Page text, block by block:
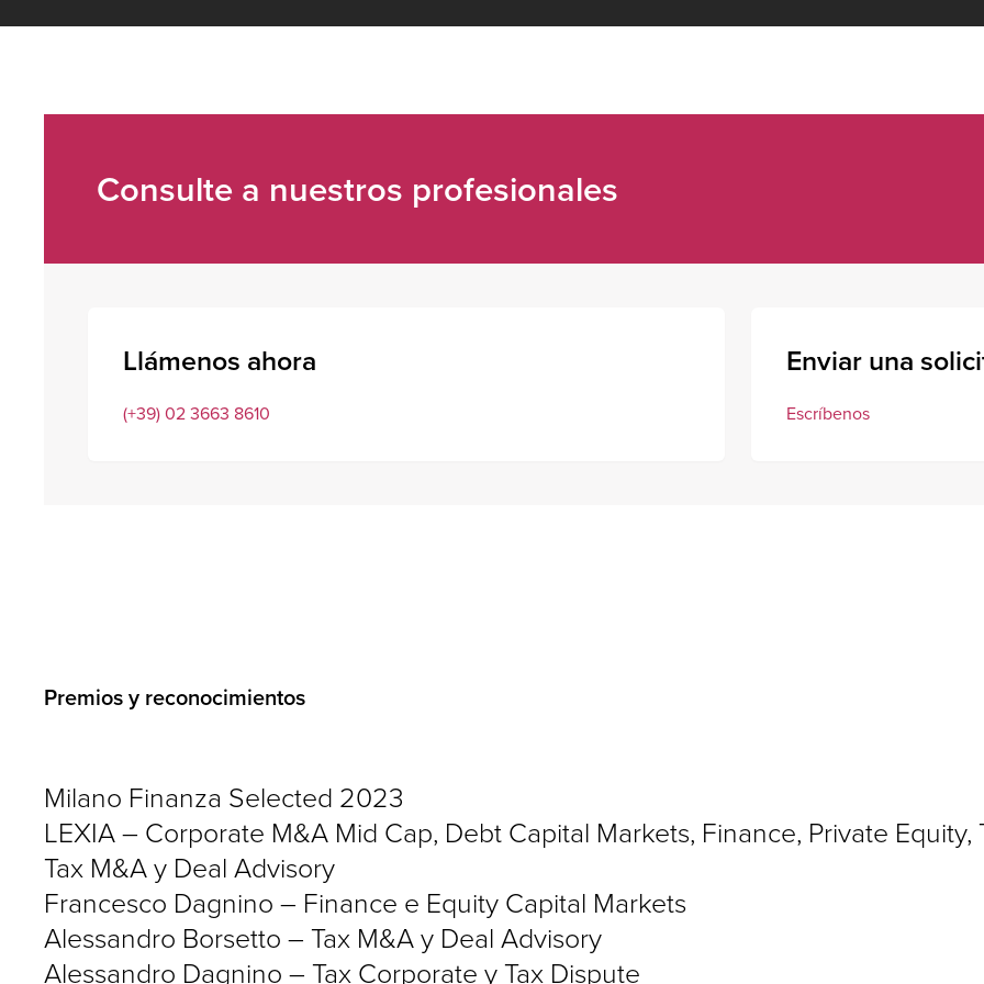
Consulte a nuestros profesionales
Llámenos ahora
(+39) 02 3663 8610
Enviar una
Escríbenos
Premios y reconocimientos
Milano Finanza Selected 2023
LEXIA – Corporate M&A Mid Cap, Debt Capital Markets, Finance, Private Equity,
Tax M&A y Deal Advisory
Francesco Dagnino – Finance e Equity Capital Markets
Alessandro Borsetto – Tax M&A y Deal Advisory
Alessandro Dagnino – Tax Corporate y Tax Dispute